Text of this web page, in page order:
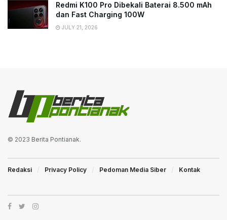
Redmi K100 Pro Dibekali Baterai 8.500 mAh
dan Fast Charging 100W
JULY 21, 2026
© 2023 Berita Pontianak.
Redaksi Privacy Policy Pedoman Media Siber Kontak